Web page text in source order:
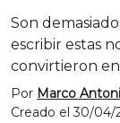
Son
escribir estas
convirtieron en
Por Marco
Creado el 30/04/